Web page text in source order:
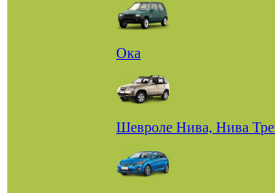
Ока
Шевроле Нива, Нива